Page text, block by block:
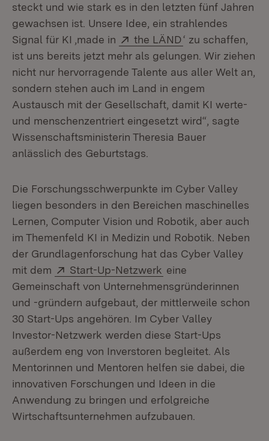
steckt und wie stark es in den letzten fünf Jahren
gewachsen ist. Unsere Idee, ein strahlendes
Signal für KI ‚made in
Extern:
the LÄND(Öffnet in neuem
‘ zu schaffen,
ist uns bereits jetzt mehr als gelungen. Wir ziehen
nicht nur hervorragende Talente aus aller Welt an,
sondern stehen auch im Land in engem
Austausch mit der Gesellschaft, damit KI werte-
und menschenzentriert eingesetzt wird“, sagte
Wissenschaftsministerin Theresia Bauer
anlässlich des Geburtstags.
Die Forschungsschwerpunkte im Cyber Valley
liegen besonders in den Bereichen maschinelles
Lernen, Computer Vision und Robotik, aber auch
im Themenfeld KI in Medizin und Robotik. Neben
der Grundlagenforschung hat das Cyber Valley
mit dem
Extern:
Start-Up-Netzwerk (Öffnet in neuem
eine
Gemeinschaft von Unternehmensgründerinnen
und -gründern aufgebaut, der mittlerweile schon
30 Start-Ups angehören. Im Cyber Valley
Investor-Netzwerk werden diese Start-Ups
außerdem eng von Inverstoren begleitet. Als
Mentorinnen und Mentoren helfen sie dabei, die
innovativen Forschungen und Ideen in die
Anwendung zu bringen und erfolgreiche
Wirtschaftsunternehmen aufzubauen.